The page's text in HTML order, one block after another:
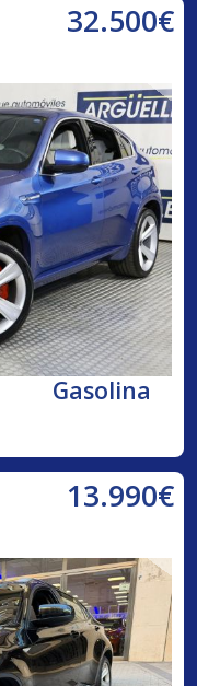
32.500€
Gasolina
13.990€